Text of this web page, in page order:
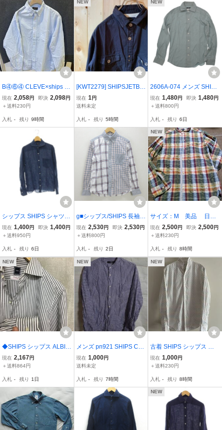
B④⑥④ CLEVE×ships an
y ボタンダウン シャ
ツ L 美品 シップス
現在 2,058円 即決 2,098円
＋送料230円
入札 - 残り 9時間
NEW
[KWT2279] SHIPSJETBL
UE デザインシャツ メン
ズ ネイビー M 60
現在 1 円
送料未定
入札 - 残り 5時間
NEW
2606A-074 メンズ SHIPS
シップス グリーン シャツ
表記無し
現在 1,480円 即決 1,480円
＋送料800円
入札 - 残り 6日
シップス SHIPS シャツ
長袖 前開き リネン S ネイ
ビー /DO ■MA メンズ
現在 1,400円 即決 1,400円
＋送料950円
入札 - 残り 6日
g■シップス/SHIPS 長袖B
Dシャツ チェック柄/コッ
トン【M】白紺/men's/39
現在 2,530円 即決 2,530円
＋送料800円
入札 - 残り 2日
NEW
サイズ：M 美品 日本
製 SHIPS（シップス）
長袖シャツ チェック柄
綿×麻
現在 2,500円 即決 2,500円
＋送料230円
入札 - 残り 8時間
NEW
◆SHIPS シップス ALBINI
生地 日本製 ストライプ
ワイドカラー シャツ グレ
現在 2,167円
＋送料864円
入札 - 残り 1日
NEW
メンズ pn921 SHIPS Col
ors シップス バンドカラ
ー ストライプ 長袖 シャ
可
現在 1,000円
送料未定
入札 - 残り 7時間
NEW
古着 SHIPS シップス ド
ット柄長袖シャツ M 実寸
M相当 ホワイト 日本製
現在 1,000円
＋送料230円
入札 - 残り 8時間
NEW